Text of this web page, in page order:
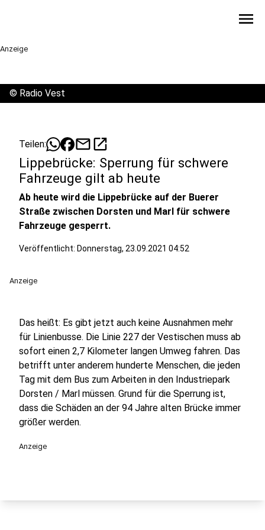
menu
Anzeige
© Radio Vest
Teilen: mailopen_in_new
Lippebrücke: Sperrung für schwere
Fahrzeuge gilt ab heute
Ab heute wird die Lippebrücke auf der Buerer
Straße zwischen Dorsten und Marl für schwere
Fahrzeuge gesperrt.
Veröffentlicht: Donnerstag, 23.09.2021 04:52
Anzeige
Das heißt: Es gibt jetzt auch keine Ausnahmen mehr
für Linienbusse. Die Linie 227 der Vestischen muss ab
sofort einen 2,7 Kilometer langen Umweg fahren. Das
betrifft unter anderem hunderte Menschen, die jeden
Tag mit dem Bus zum Arbeiten in den Industriepark
Dorsten / Marl müssen. Grund für die Sperrung ist,
dass die Schäden an der 94 Jahre alten Brücke immer
größer werden.
Anzeige